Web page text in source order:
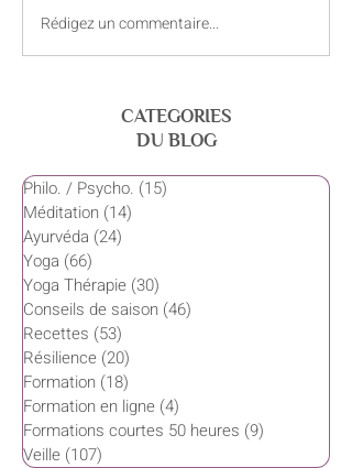
L’ayurvéda et la douleur
Rédigez un commentaire...
CATEGORIES
DU BLOG
Philo. / Psycho. (15)
Méditation (14)
Ayurvéda (24)
Yoga (66)
Yoga Thérapie (30)
Conseils de saison (46)
Recettes (53)
Résilience (20)
Formation (18)
Formation en ligne (4)
Formations courtes 50 heures (9)
Veille (107)